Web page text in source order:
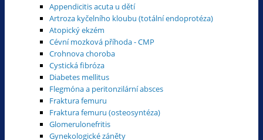
Appendicitis acuta u dětí
Artroza kyčelního kloubu (totální endoprotéza)
Atopický ekzém
Cévní mozková příhoda - CMP
Crohnova choroba
Cystická fibróza
Diabetes mellitus
Flegmóna a peritonzilární absces
Fraktura femuru
Fraktura femuru (osteosyntéza)
Glomerulonefritis
Gynekologické záněty